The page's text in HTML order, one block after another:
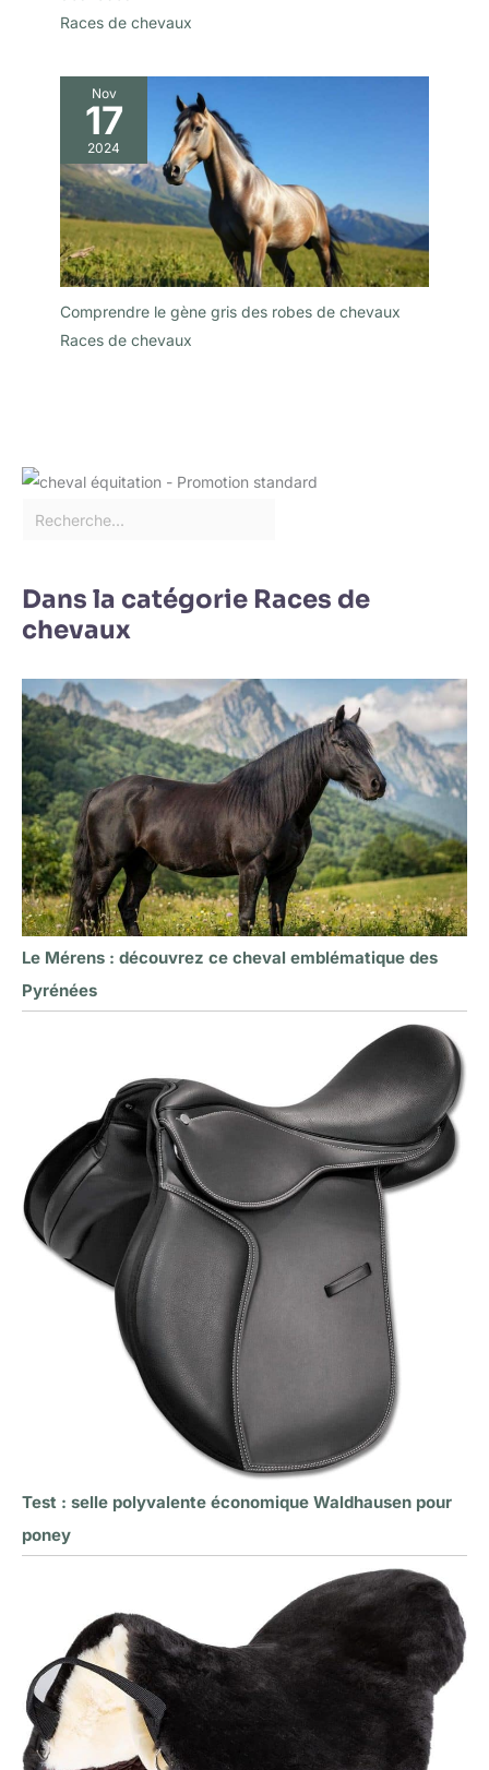
Races de chevaux
Nov
17
2024
Comprendre le gène gris des robes de chevaux
Races de chevaux
Dans la catégorie Races de
chevaux
Le Mérens : découvrez ce cheval emblématique des
Pyrénées
Test : selle polyvalente économique Waldhausen pour
poney